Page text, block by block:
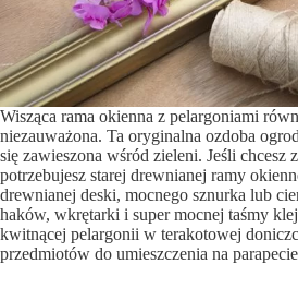
Wisząca rama okienna z pelargoniami
niezauważona. Ta oryginalna ozdoba
się zawieszona wśród zieleni. Jeśli chcesz
potrzebujesz starej drewnianej ramy
drewnianej deski, mocnego sznurka lub
haków, wkrętarki i super mocnej taśmy
kwitnącej pelargonii w terakotowej
przedmiotów do umieszczenia na